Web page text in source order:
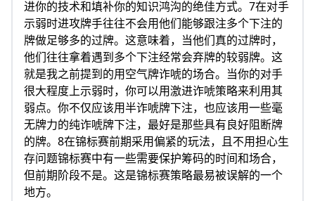
进你的技术和填补你的知识鸿沟的绝佳方式。7在对手
示弱时进攻牌手往往不会用他们能够跟注多个下注的
牌做足够多的过牌。这意味着，当他们真的过牌时，
他们往往拿着遇到多个下注经常会弃牌的较弱牌。这
就是我之前提到的用空气牌诈唬的场合。当你的对手
很大程度上示弱时，你可以用激进诈唬策略来利用其
弱点。你不仅应该用半诈唬牌下注，也应该用一些毫
无牌力的纯诈唬牌下注，最好是那些具有良好阻断牌
的牌。8在锦标赛前期采用偏紧的玩法，且不用担心生
存问题锦标赛中有一些需要保护筹码的时间和场合，
但前期阶段不是。这是锦标赛策略最易被误解的一个
地方。